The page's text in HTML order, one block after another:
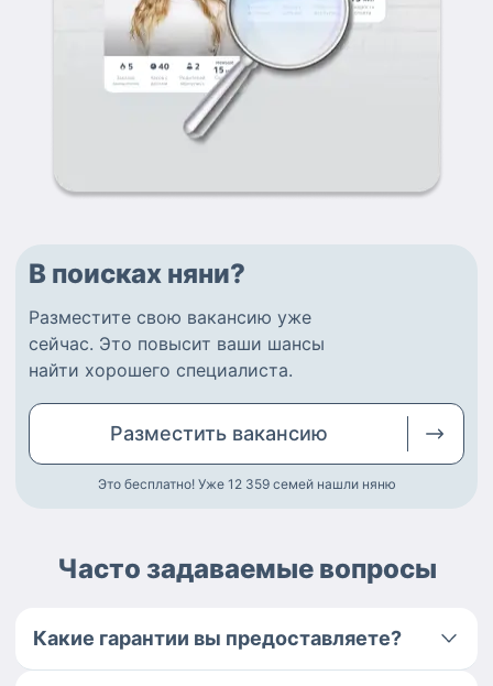
В поисках няни?
Разместите свою вакансию уже
сейчас. Это повысит ваши шансы
найти хорошего специалиста.
Разместить вакансию
Это бесплатно! Уже 12 359 семей нашли няню
Часто задаваемые вопросы
Какие гарантии вы предоставляете?